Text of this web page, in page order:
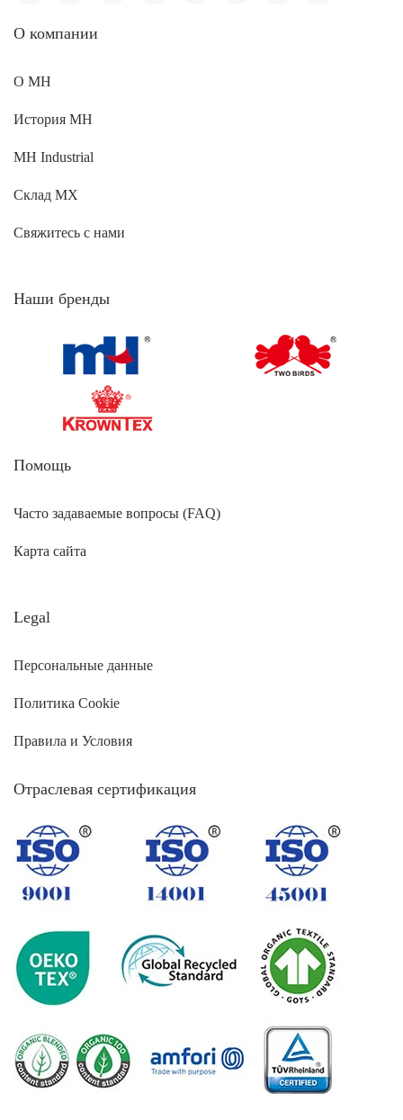
O компании
О MH
История MH
MH Industrial
Склад МХ
Свяжитесь с нами
Наши бренды
Помощь
Часто задаваемые вопросы (FAQ)
Карта сайта
Legal
Персональные данные
Политика Cookie
Правила и Условия
Отраслевая сертификация